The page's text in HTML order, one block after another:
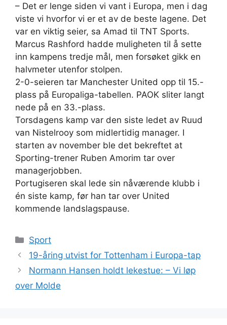
– Det er lenge siden vi vant i Europa, men i dag
viste vi hvorfor vi er et av de beste lagene. Det
var en viktig seier, sa Amad til TNT Sports.
Marcus Rashford hadde muligheten til å sette
inn kampens tredje mål, men forsøket gikk en
halvmeter utenfor stolpen.
2-0-seieren tar Manchester United opp til 15.-
plass på Europaliga-tabellen. PAOK sliter langt
nede på en 33.-plass.
Torsdagens kamp var den siste ledet av Ruud
van Nistelrooy som midlertidig manager. I
starten av november ble det bekreftet at
Sporting-trener Ruben Amorim tar over
managerjobben.
Portugiseren skal lede sin nåværende klubb i
én siste kamp, før han tar over United
kommende landslagspause.
Kategorier
Sport
19-åring utvist for Tottenham i Europa-tap
Normann Hansen holdt lekestue: – Vi løp
over Molde